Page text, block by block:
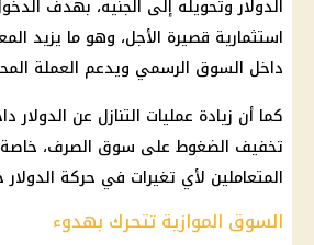
الدولاروتحويله إلى الجنيه، بهدف
استثمارية قصيرة الأجل، وهو ما يزيد
داخل السوق الرسمي ويدعم العملة
كما أن زيادة عمليات التنازل عن الدولار
تخفيف الضغوط على سوق الصرف، خاصة
المتعاملين لأي تغيرات في حركة الدولار
السوق الموازية تتحرك بهدوء